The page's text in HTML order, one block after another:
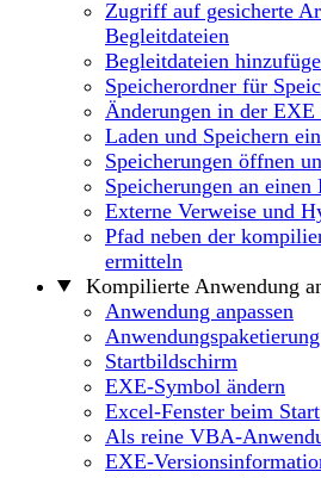
Zugriff auf gesicherte
Begleitdateien
Begleitdateien
Speicherordner für
Änderungen in der EXE
Laden und Speichern
Speicherungen öffnen
Speicherungen an einen
Externe Verweise und
Pfad neben der
ermitteln
Kompilierte Anwendung
Anwendung anpassen
Anwendungspaketierung
Startbildschirm
EXE-Symbol ändern
Excel-Fenster beim Start
Als reine VBA-
EXE-